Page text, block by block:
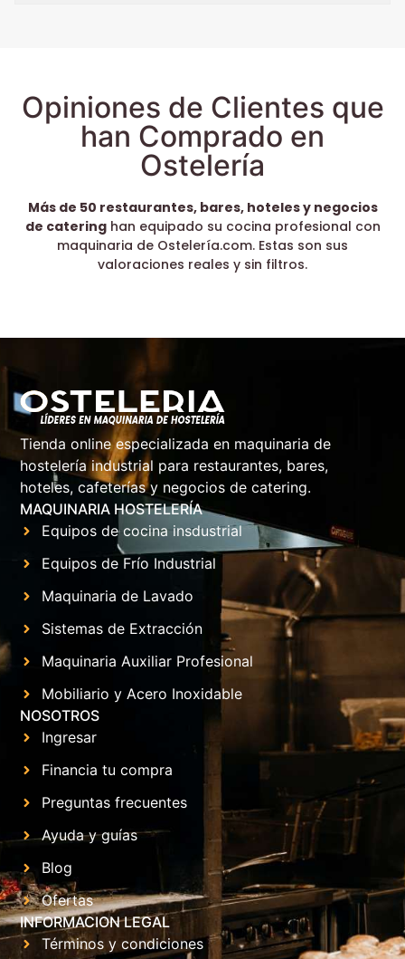
Opiniones de Clientes que
han Comprado en
Ostelería
Más de 50 restaurantes, bares, hoteles y negocios
de cateringhan equipado su cocina profesional con
maquinaria de Ostelería.com. Estas son sus
valoraciones reales y sin filtros.
Tienda online especializada en maquinaria de
hostelería industrial para restaurantes, bares,
hoteles, cafeterías y negocios de catering.
MAQUINARIA HOSTELERÍA
Equipos de cocina insdustrial
Equipos de Frío Industrial
Maquinaria de Lavado
Sistemas de Extracción
Maquinaria Auxiliar Profesional
Mobiliario y Acero Inoxidable
NOSOTROS
Ingresar
Financia tu compra
Preguntas frecuentes
Ayuda y guías
Blog
Ofertas
INFORMACION LEGAL
Términos y condiciones